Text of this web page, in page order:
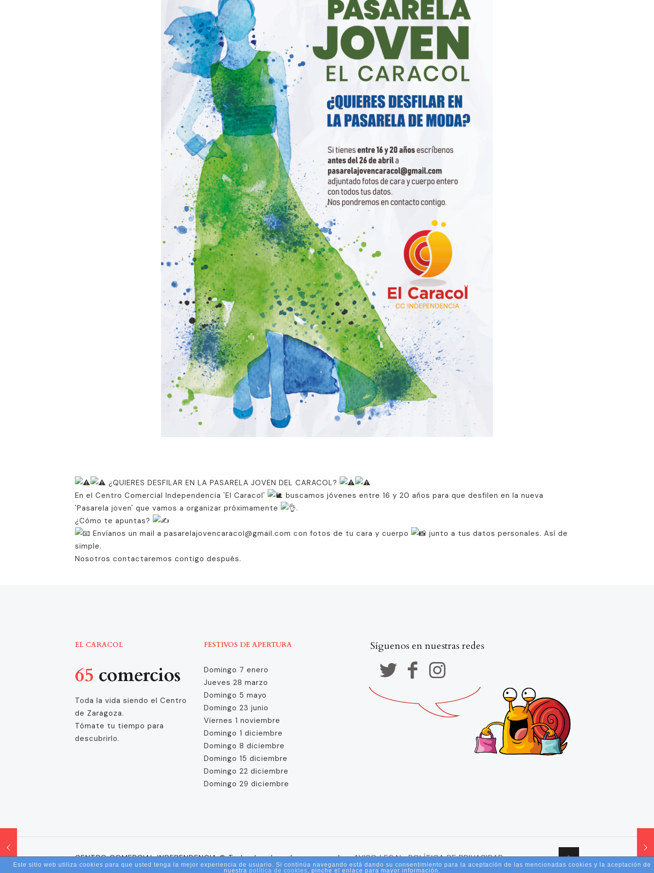
¿QUIERES DESFILAR EN LA PASARELA JOVEN DEL CARACOL?
En el Centro Comercial Independencia 'El Caracol'
buscamos jóvenes entre 16 y 20 años para que desfilen en la nueva
'Pasarela joven' que vamos a organizar próximamente
.
¿Cómo te apuntas?
Envíanos un mail a pasarelajovencaracol@gmail.com con fotos de tu cara y cuerpo
junto a tus datos personales. Así de
simple.
Nosotros contactaremos contigo después.
EL CARACOL
65 comercios
Toda la vida siendo el Centro
de Zaragoza.
Tómate tu tiempo para
descubrirlo.
FESTIVOS DE APERTURA
Domingo 7 enero
Jueves 28 marzo
Domingo 5 mayo
Domingo 23 junio
Viernes 1 noviembre
Domingo 1 diciembre
Domingo 8 diciembre
Domingo 15 diciembre
Domingo 22 diciembre
Domingo 29 diciembre
Síguenos en nuestras redes
CENTRO COMERCIAL INDEPENDENCIA © Todos los derechos reservados.AVISO LEGAL. POLÍTICA DE PRIVACIDAD.
Web Realizada por
Ana Ortiz Publicidad.
Este sitio web utiliza cookies para que usted tenga la mejor experiencia de usuario. Si continúa navegando está dando su consentimiento para la aceptación de las mencionadas cookies y la aceptación de
nuestra política de cookies, pinche el enlace para mayor información.